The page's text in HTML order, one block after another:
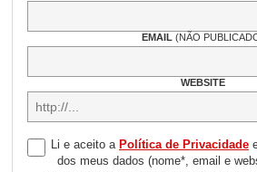
EMAIL(NÃO
WEBSITE
Li e aceito a Política de Privacidade
dos meus dados (nome*, email e